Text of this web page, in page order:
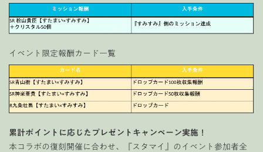
イベント限定報酬カード一覧
累計ポイントに応じたプレゼントキャンペーン実施！
本コラボの復刻開催に合わせ、『スタマイ』のイベント参加者全